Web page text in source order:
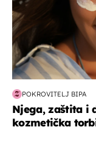
POKROVITELJ BIPA
Njega, zaštita i
kozmetička